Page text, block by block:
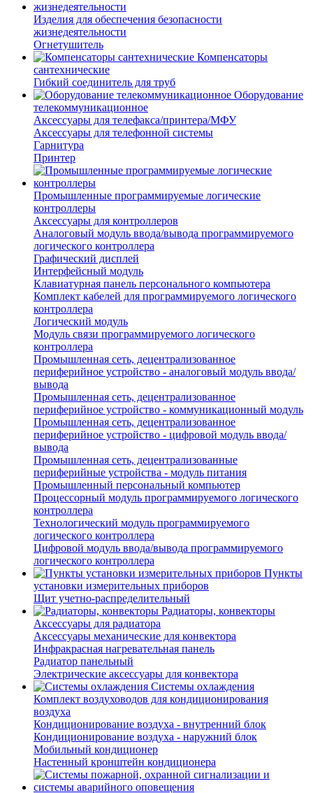
Изделия для обеспечения безопасности
жизнедеятельности
Огнетушитель
Компенсаторы
сантехнические
Гибкий соединитель для труб
Оборудование
телекоммуникационное
Аксессуары для телефакса/принтера/МФУ
Аксессуары для телефонной системы
Гарнитура
Принтер
Промышленные программируемые логические
контроллеры
Аксессуары для контроллеров
Аналоговый модуль ввода/вывода программируемого
логического контроллера
Графический дисплей
Интерфейсный модуль
Клавиатурная панель персонального компьютера
Комплект кабелей для программируемого логического
контроллера
Логический модуль
Модуль связи программируемого логического
контроллера
Промышленная сеть, децентрализованное
периферийное устройство - аналоговый модуль ввода/
вывода
Промышленная сеть, децентрализованное
периферийное устройство - коммуникационный модуль
Промышленная сеть, децентрализованное
периферийное устройство - цифровой модуль ввода/
вывода
Промышленная сеть, децентрализованные
периферийные устройства - модуль питания
Промышленный персональный компьютер
Процессорный модуль программируемого логического
контроллера
Технологический модуль программируемого
логического контроллера
Цифровой модуль ввода/вывода программируемого
логического контроллера
Пункты
установки измерительных приборов
Щит учетно-распределительный
Радиаторы, конвекторы
Аксессуары для радиатора
Аксессуары механические для конвектора
Инфракрасная нагревательная панель
Радиатор панельный
Электрические аксессуары для конвектора
Системы охлаждения
Комплект воздуховодов для кондиционирования
воздуха
Кондиционирование воздуха - внутренний блок
Кондиционирование воздуха - наружний блок
Мобильный кондиционер
Настенный кронштейн кондиционера